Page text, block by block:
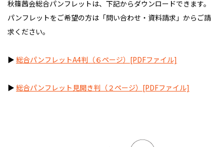
秋篠茜会総合パンフレットは、下記からダウンロードできます。
パンフレットをご希望の方は「問い合わせ・資料請求」からご請
求ください。
▶ 総合パンフレットA4判（６ページ）[PDFファイル]
▶ 総合パンフレット見開き判（２ページ）[PDFファイル]